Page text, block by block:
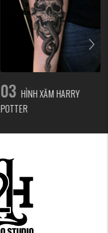
03 HÌNH XĂM HARRY
POTTER